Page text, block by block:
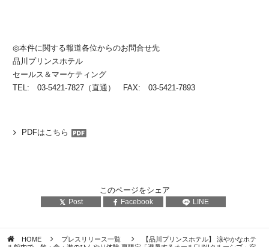
◎本件に関する報道各位からのお問合せ先
品川プリンスホテル
セールス＆マーケティング
TEL: 03-5421-7827（直通） FAX: 03-5421-7893
PDFはこちら
このページをシェア
Post Facebook LINE
HOME プレスリリース一覧
【品川プリンスホテル】 涼やかなホテ